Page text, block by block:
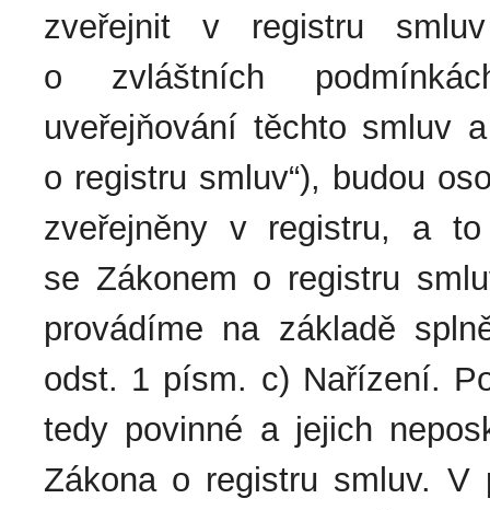
zveřejnit v registru
o zvláštních
uveřejňování těchto smluv
o registru smluv“), budou
zveřejněny v registru, a
se Zákonem o registru
provádíme na základě
odst. 1 písm. c) Nařízení.
tedy povinné a jejich
Zákona o registru smluv. V